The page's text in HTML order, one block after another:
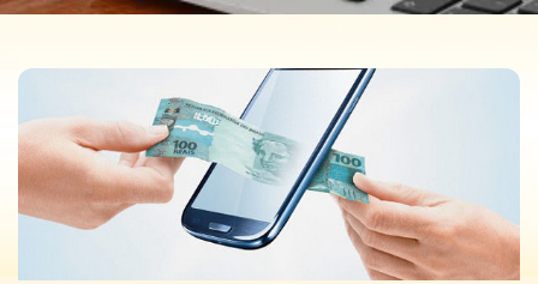
BLOG
Fique por dentro das principais notícias e
tendências do mercado financeiro